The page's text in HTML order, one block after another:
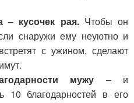
– кусочек рая.Чтобы он
снаружи ему неуютно и
с ужином, сделают
мужу – и
10 благодарностей в его